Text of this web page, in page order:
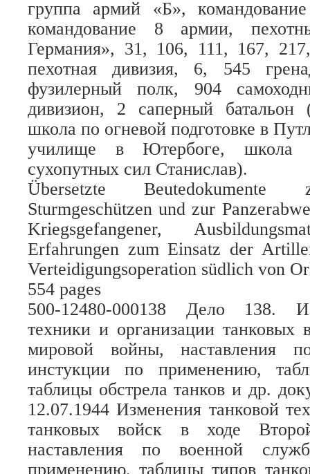
группа армий «Б»,
командование 8 армии,
Германия», 31, 106, 111, 167,
пехотная дивизия, 6, 545
фузилерный полк, 904
дивизион, 2 саперный батальон
школа по огневой подготовке в
училище в Ютербоге, школа
сухопутных сил Станислав).
Übersetzte Beutedokumente
Sturmgeschützen und zur
Kriegsgefangener,
Erfahrungen zum Einsatz der
Verteidigungsoperation südlich von
554 pages
500-12480-000138 Дело 138.
техники и организации танковых
мировой войны, наставления
инстукции по применению,
таблицы обстрела танков и др.
12.07.1944 Изменения танковой
танковых войск в ходе
наставления по военной
применению, таблицы типов